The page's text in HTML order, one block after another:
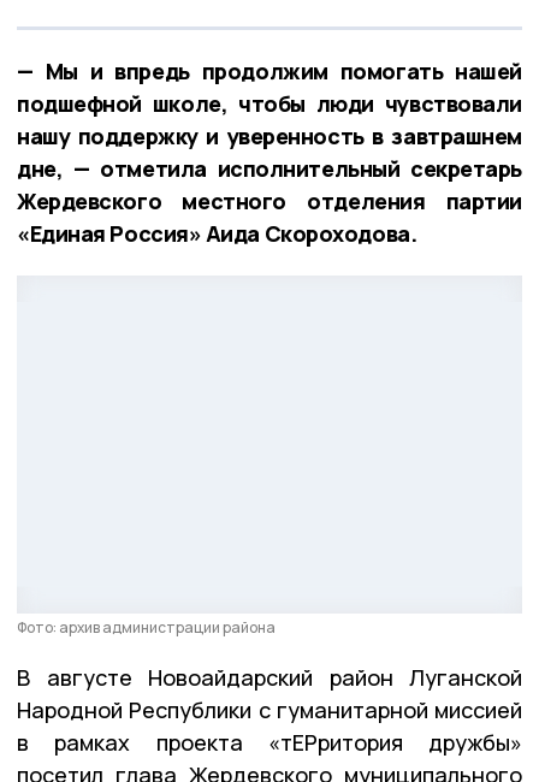
— Мы и впредь продолжим помогать нашей
подшефной школе, чтобы люди чувствовали
нашу поддержку и уверенность в завтрашнем
дне, — отметила исполнительный секретарь
Жердевского местного отделения партии
«Единая Россия» Аида Скороходова.
Фото: архив администрации района
В августе Новоайдарский район Луганской
Народной Республики с гуманитарной миссией
в рамках проекта «тЕРритория дружбы»
посетил глава Жердевского муниципального